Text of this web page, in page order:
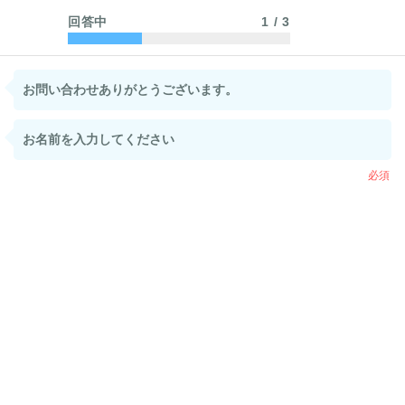
回答中 1 /3
お問い合わせありがとうございます。
お名前を入力してください
必須